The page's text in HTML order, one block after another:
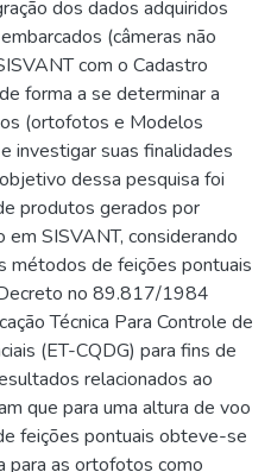
dos dados adquiridos
(câmeras não
com o Cadastro
forma a se determinar a
(ortofotos e Modelos
investigar suas finalidades
dessa pesquisa foi
produtos gerados por
SISVANT, considerando
métodos de feições pontuais
no 89.817/1984
Técnica Para Controle de
(ET-CQDG) para fins de
relacionados ao
que para uma altura de voo
feições pontuais obteve-se
para as ortofotos como